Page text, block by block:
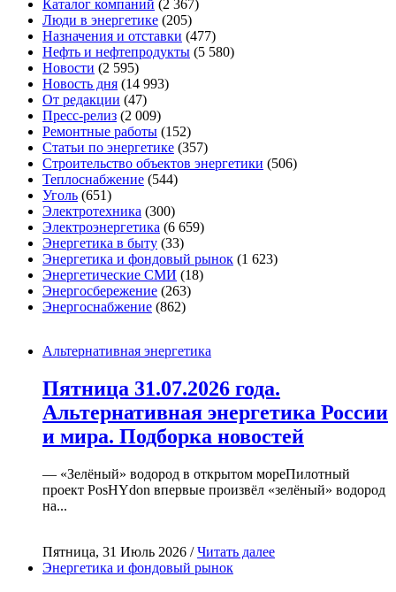
Каталог компаний (2 367)
Люди в энергетике (205)
Назначения и отставки (477)
Нефть и нефтепродукты (5 580)
Новости (2 595)
Новость дня (14 993)
От редакции (47)
Пресс-релиз (2 009)
Ремонтные работы (152)
Статьи по энергетике (357)
Строительство объектов энергетики (506)
Теплоснабжение (544)
Уголь (651)
Электротехника (300)
Электроэнергетика (6 659)
Энергетика в быту (33)
Энергетика и фондовый рынок (1 623)
Энергетические СМИ (18)
Энергосбережение (263)
Энергоснабжение (862)
Альтернативная энергетика
Пятница 31.07.2026 года.
Альтернативная энергетика России
и мира. Подборка новостей
— «Зелёный» водород в открытом мореПилотный
проект PosHYdon впервые произвёл «зелёный» водород
на...
Пятница, 31 Июль 2026 /Читать далее
Энергетика и фондовый рынок